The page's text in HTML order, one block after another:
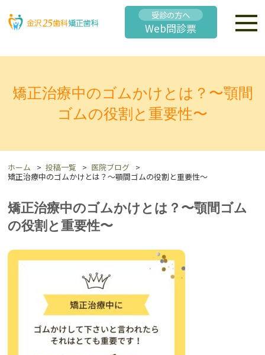
受診の方へ
Web問診票
矯正治療中のゴムかけとは？〜顎間
ゴムの役割と重要性〜
ホーム 投稿一覧
医院ブログ
矯正治療中のゴムかけとは？〜顎間ゴムの役割と重要性〜
矯正治療中のゴムかけとは？〜顎間ゴム
の役割と重要性〜